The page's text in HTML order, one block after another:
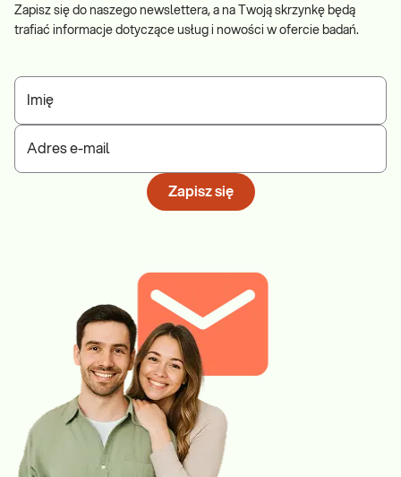
Zapisz się do naszego newslettera, a na Twoją skrzynkę będą
trafiać informacje dotyczące usług i nowości w ofercie badań.
Imię
Adres e-mail
Zapisz się